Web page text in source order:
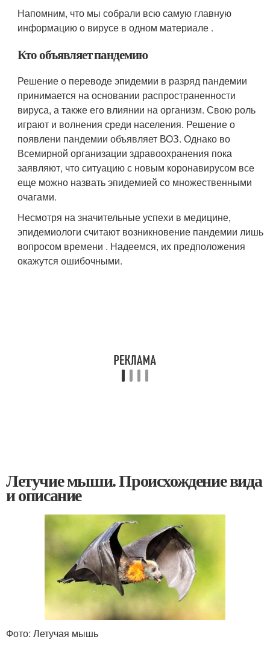
Напомним, что мы собрали всю самую главную
информацию о вирусе в одном материале .
Кто объявляет пандемию
Решение о переводе эпидемии в разряд пандемии
принимается на основании распространенности
вируса, а также его влиянии на организм. Свою роль
играют и волнения среди населения. Решение о
появлени пандемии объявляет ВОЗ. Однако во
Всемирной организации здравоохранения пока
заявляют, что ситуацию с новым коронавирусом все
еще можно назвать эпидемией со множественными
очагами.
Несмотря на значительные успехи в медицине,
эпидемиологи считают возникновение пандемии лишь
вопросом времени . Надеемся, их предположения
окажутся ошибочными.
Летучие мыши. Происхождение вида
и описание
Фото: Летучая мышь